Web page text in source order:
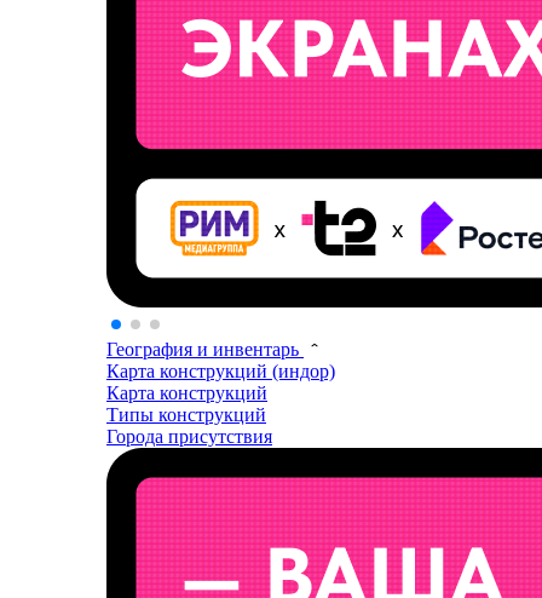
География и инвентарь
Карта конструкций (индор)
Карта конструкций
Типы конструкций
Города присутствия